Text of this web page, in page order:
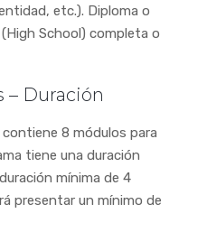
etc.). Diploma o
School) completa o
– Duración
8 módulos para
tiene una duración
mínima de 4
presentar un mínimo de